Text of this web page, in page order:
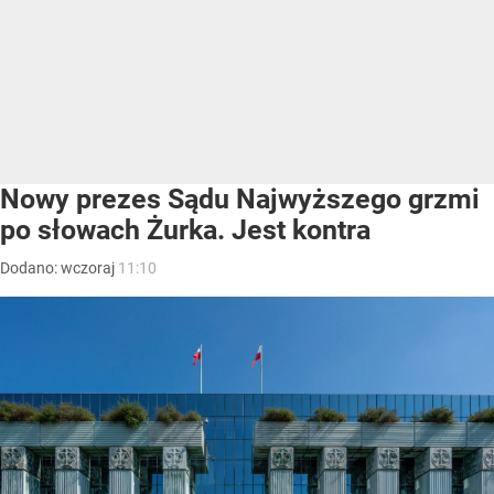
Nowy prezes Sądu Najwyższego grzmi
po słowach Żurka. Jest kontra
Dodano:wczoraj 11:10